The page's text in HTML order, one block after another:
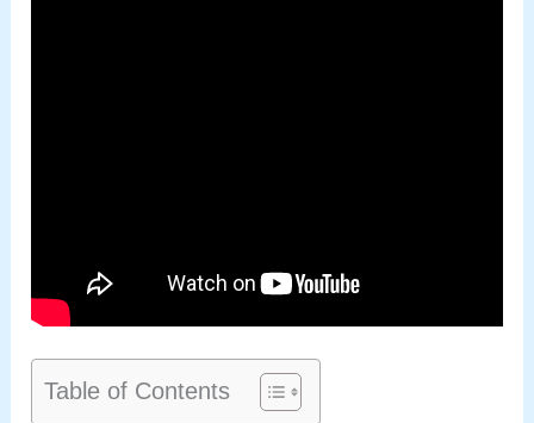
Table of Contents